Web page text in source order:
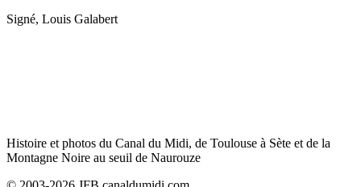
Signé, Louis Galabert
Histoire et photos du Canal du Midi, de Toulouse à Sète et de la
Montagne Noire au seuil de Naurouze